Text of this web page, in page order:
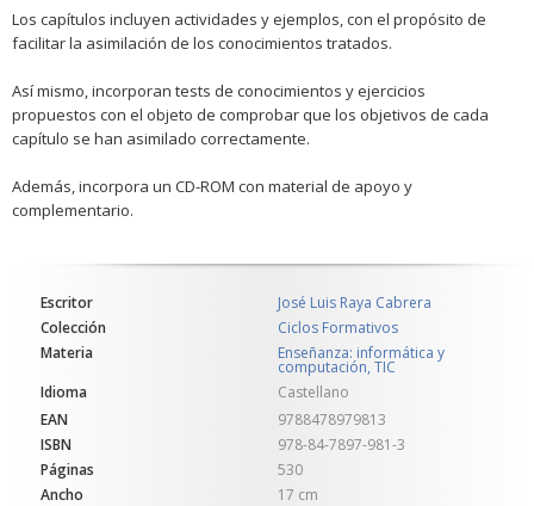
Los capítulos incluyen actividades y ejemplos, con el propósito de
facilitar la asimilación de los conocimientos tratados.
Así mismo, incorporan tests de conocimientos y ejercicios
propuestos con el objeto de comprobar que los objetivos de cada
capítulo se han asimilado correctamente.
Además, incorpora un CD-ROM con material de apoyo y
complementario.
Escritor
José Luis Raya Cabrera
Colección
Ciclos Formativos
Materia
Enseñanza: informática y
computación, TIC
Idioma
Castellano
EAN
9788478979813
ISBN
978-84-7897-981-3
Páginas
530
Ancho
17 cm